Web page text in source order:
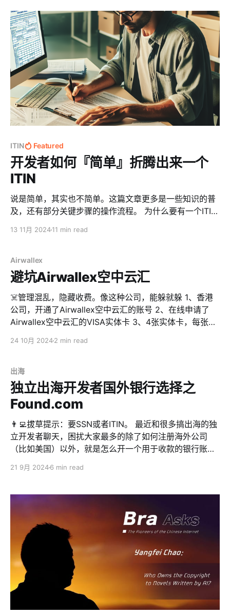
或者很低很低很低的利率。但Saving并不属于国内银行的
定期，而是『带有高额利息收入的类似活期的账户』。一
般情况下，钱是可以随时转入到Saving，然后马上就可以
享受高利率。想取出来的话，也是可以随时转到
Checking。 当然，国外也有类似国内『定期存款』的产
品，Certificate of Deposit（CD）。存进去后，一定时
间拿不出来，利率比Saving高。 既然提到了借记卡
（Debit Card），多嘴普及一句，大家经常会申请带有
VISA或者Master Logo的虚拟或者实体卡片，用于网上支
付AWS、OpenAI之类的消费，但都会当成信用卡
卡，不一定
ITIN Featured
开发者如何『简单』折腾出来一个
ITIN
说是简单，其实也不简单。这篇文章更多是一些知识的普
及，还有部分关键步骤的操作流程。 为什么要有一个ITIN
人纳税人识别号码。它是一个由美国国税局 (IRS) 签发的
长得差不多，但是9或者7开头。 💡简单理解，ITIN是给没
有SSN的外国人用来在美国报税的。 大家到这个时候就会
说了，我又不在美国报税，为什么要搞个ITIN？ 那是因
为，太多的非法移民和各种没资格在美国合法逗留的人，
有一些身份识别相关的场景。所以，ITIN作为一个唯一的
标识符，在一些场合，可以被当作类似于『身份证』的功
用卡，申请EIN，等等等等。 前面也提到，在美国要报
么，你也需要有一个ITIN来为这家LLC进行报税。即使这
家LLC有EIN。 为什么？因为LLC的税务是穿透到个人
的。 然后，申请了ITIN，你就可以开始在美国建立你个人
的信用
13 11月 202411 min read
Airwallex
避坑Airwallex空中云汇
☠️管理混乱，隐藏收费。像这种公司，能躲就躲 1、香港
公司，开通了Airwallex空中云汇的账号 2、在线申请了
Airwallex空中云汇的VISA实体卡 3、4张实体卡，每张实
免费 5、问客服，客服的答复：$25美金的确没有公开写
到任何显示收费的地方 7、查看他们大陆的网站，看不到
任何提到收费的信息 可笑的是，他们网站主打费用公开透
明，没隐形费用。
24 10月 20242 min read
出海
独立出海开发者国外银行选择之
Found.com
👨‍💻拔草提示：要SSN或者ITIN。 最近和很多搞出海的独
立开发者聊天，困扰大家最多的除了如何注册海外公司
（比如美国）以外，就是怎么开一个用于收款的银行账户
服务商，都只是一个『收款渠道』而已，并不是银行机
是基于他们的一个母账号开出来的子账号。也就是说，这
类账号的风险极高，一旦母账号中任意的子账号出了问
题，就会波及到其他子账号。最近Wise美国一直要求提供
经营的地址证明就是一个例子。 所以，Wise之类的账
号，临时用用就算了，资金千万别过夜。 比较受欢迎的美
国银行账号应该是Mercury（水星银行）了。其次还有
Relayfi、Brex。按照开户难度，Brex是最难的，但也是相
对比较稳定可靠。不推荐的是Relayfi，我3个没有交易的
账号被莫名其妙连坐封了，说是把钱给我退支票，但到现
在半年多，连影子都没见着。Mercury是大家最喜欢的，
21 9月 20246 min read